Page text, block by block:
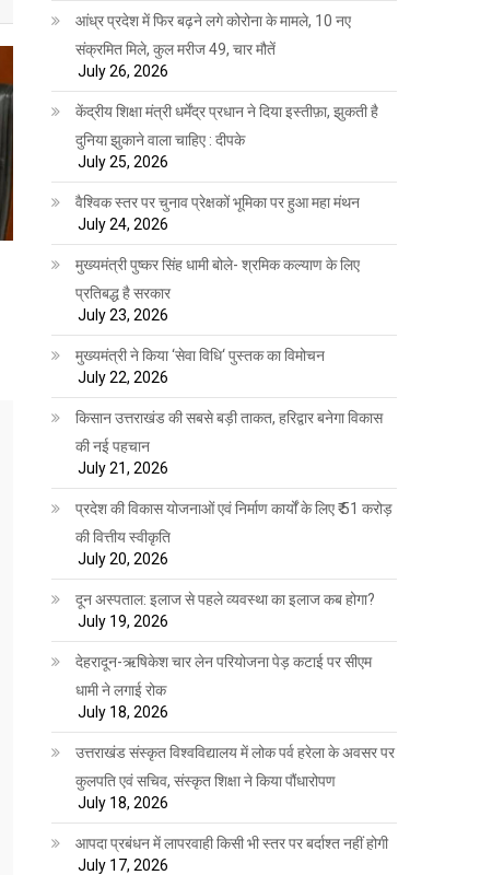
आंध्र प्रदेश में फिर बढ़ने लगे कोरोना के मामले, 10 नए
संक्रमित मिले, कुल मरीज 49, चार मौतें
July 26, 2026
केंद्रीय शिक्षा मंत्री धर्मेंद्र प्रधान ने दिया इस्तीफ़ा, झुकती है
दुनिया झुकाने वाला चाहिए : दीपके
July 25, 2026
वैश्विक स्तर पर चुनाव प्रेक्षकों भूमिका पर हुआ महा मंथन
July 24, 2026
मुख्यमंत्री पुष्कर सिंह धामी बोले- श्रमिक कल्याण के लिए
प्रतिबद्ध है सरकार
July 23, 2026
मुख्यमंत्री ने किया ‘सेवा विधि‘ पुस्तक का विमोचन
July 22, 2026
किसान उत्तराखंड की सबसे बड़ी ताकत, हरिद्वार बनेगा विकास
की नई पहचान
July 21, 2026
प्रदेश की विकास योजनाओं एवं निर्माण कार्यों के लिए ₹ 51 करोड़
की वित्तीय स्वीकृति
July 20, 2026
दून अस्पताल: इलाज से पहले व्यवस्था का इलाज कब होगा?
July 19, 2026
देहरादून-ऋषिकेश चार लेन परियोजना पेड़ कटाई पर सीएम
धामी ने लगाई रोक
July 18, 2026
उत्तराखंड संस्कृत विश्वविद्यालय में लोक पर्व हरेला के अवसर पर
कुलपति एवं सचिव, संस्कृत शिक्षा ने किया पौंधारोपण
July 18, 2026
आपदा प्रबंधन में लापरवाही किसी भी स्तर पर बर्दाश्त नहीं होगी
July 17, 2026